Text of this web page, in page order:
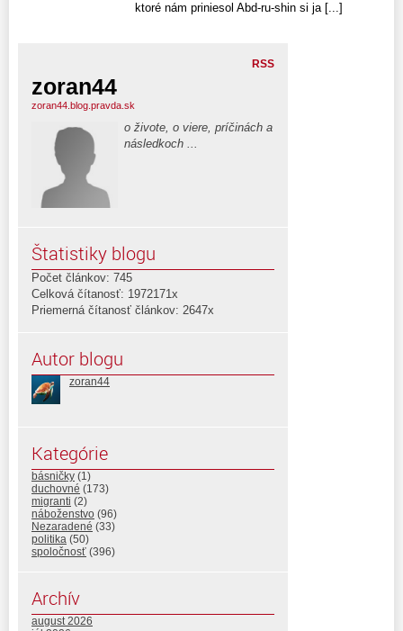
ktoré nám priniesol Abd-ru-shin si ja [...]
RSS
zoran44
zoran44.blog.pravda.sk
o živote, o viere, príčinách a
následkoch ...
Štatistiky blogu
Počet článkov: 745
Celková čítanosť: 1972171x
Priemerná čítanosť článkov: 2647x
Autor blogu
zoran44
Kategórie
básničky (1)
duchovné (173)
migranti (2)
náboženstvo (96)
Nezaradené (33)
politika (50)
spoločnosť (396)
Archív
august 2026